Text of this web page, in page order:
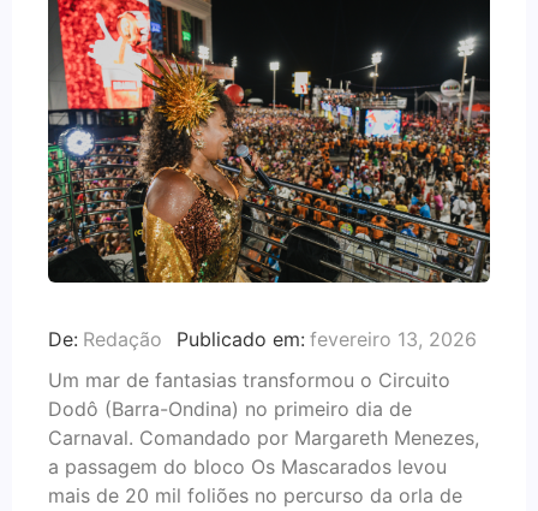
De: Redação Publicado em: fevereiro 13, 2026
Um mar de fantasias transformou o Circuito
Dodô (Barra-Ondina) no primeiro dia de
Carnaval. Comandado por Margareth Menezes,
a passagem do bloco Os Mascarados levou
mais de 20 mil foliões no percurso da orla de